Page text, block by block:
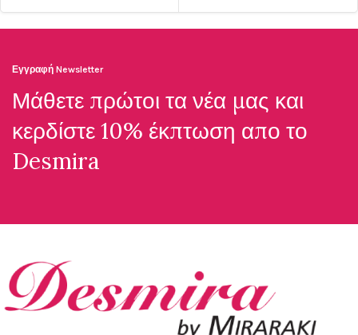
Εγγραφή Newsletter
Μάθετε πρώτοι τα νέα μας και
κερδίστε 10% έκπτωση απο το
Desmira